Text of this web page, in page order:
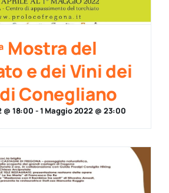
Mostra del
e dei Vini dei
Conegliano
@ 18:00 -1 Maggio 2022 @ 23:00